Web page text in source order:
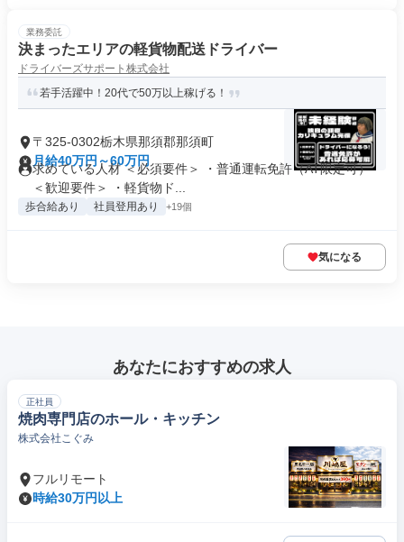
業務委託
決まったエリアの軽貨物配送ドライバー
ドライバーズサポート株式会社
若手活躍中！20代で50万以上稼げる！
〒325-0302栃木県那須郡那須町
月給40万円～60万円
求めている人材 ＜必須要件＞ ・普通運転免許（AT限定可）
＜歓迎要件＞ ・軽貨物ド...
歩合給あり 社員登用あり +19個
気になる
あなたにおすすめの求人
正社員
焼肉専門店のホール・キッチン
株式会社こぐみ
フルリモート
時給30万円以上